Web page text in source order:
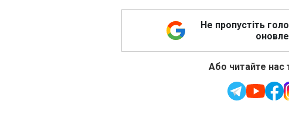
Не пропустіть
Або читайте нас